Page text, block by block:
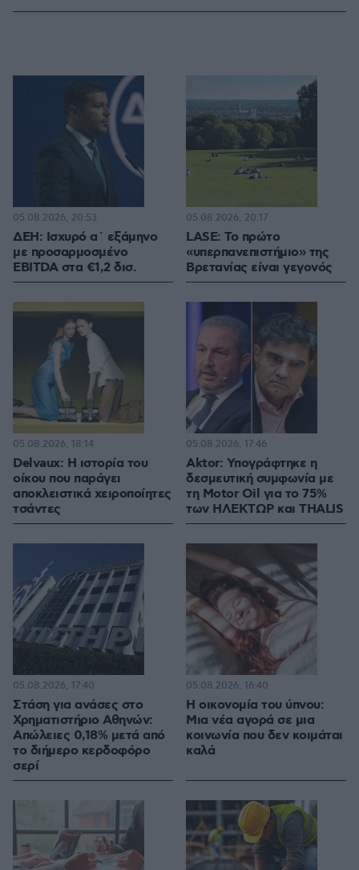
ΔΕΗ: Ισχυρό α΄ εξάμηνο
με προσαρμοσμένο
EBITDA στα €1,2 δισ.
05.08.2026, 20:53
LASE: Το πρώτο
«υπερπανεπιστήμιο» της
Βρετανίας είναι γεγονός
05.08.2026, 20:17
Delvaux: Η ιστορία του
οίκου που παράγει
αποκλειστικά χειροποίητες
τσάντες
05.08.2026, 18:14
Aktor: Υπογράφτηκε η
δεσμευτική συμφωνία με
τη Motor Oil για το 75%
των ΗΛΕΚΤΩΡ και THALIS
05.08.2026, 17:46
Στάση για ανάσες στο
Χρηματιστήριο Αθηνών:
Απώλειες 0,18% μετά από
το διήμερο κερδοφόρο
σερί
05.08.2026, 17:40
Η οικονομία του ύπνου:
Μια νέα αγορά σε μια
κοινωνία που δεν κοιμάται
καλά
05.08.2026, 16:40